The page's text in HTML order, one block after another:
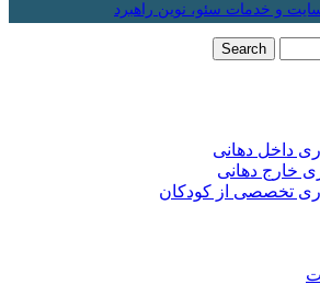
و خدمات سئو، نوین راهبرد
Search
داخل دهانی
خارج دهانی
تخصصی از کودکان